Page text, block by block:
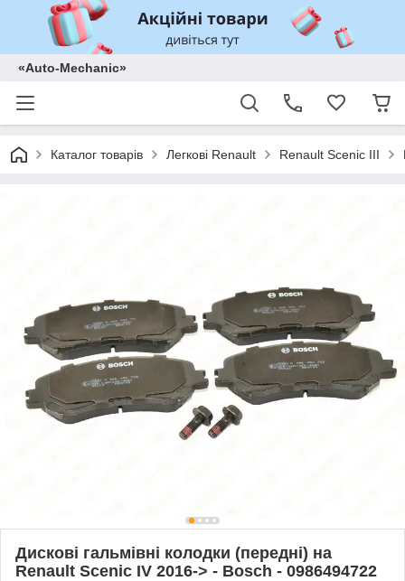
«Auto-Mechanic»
Каталог товарів Легкові Renault Renault Scenic III
Дискові гальмівні колодки (передні) на
Renault Scenic IV 2016-> - Bosch - 0986494722